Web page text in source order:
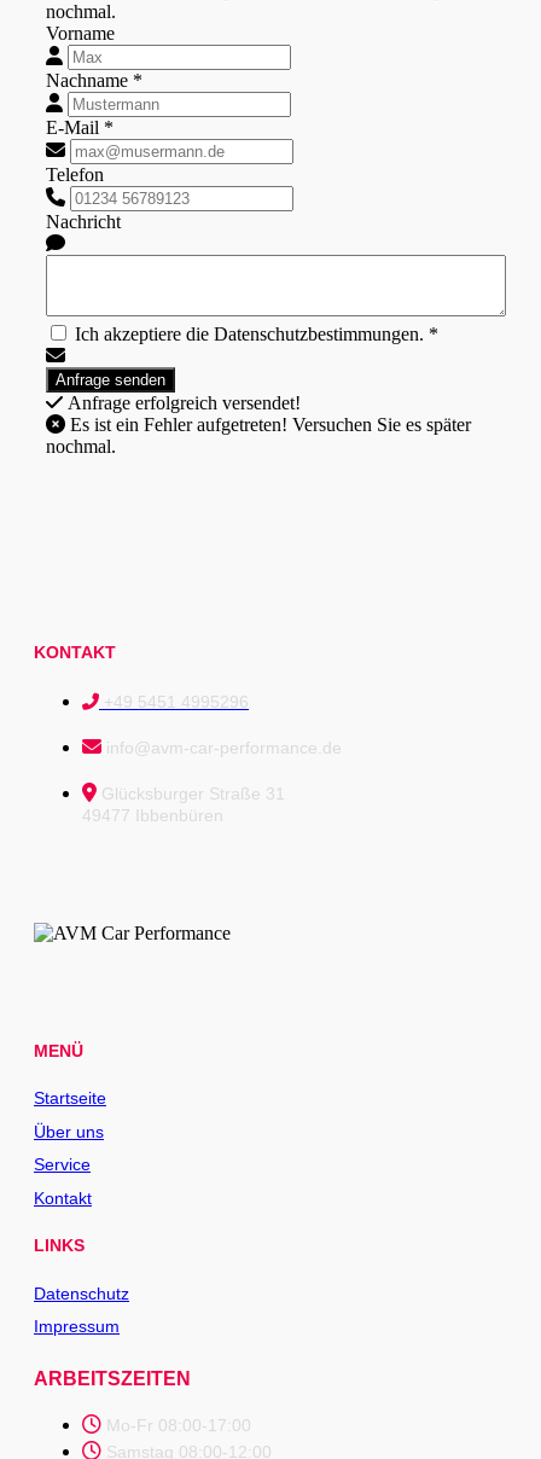
nochmal.
Vorname
Nachname *
E-Mail *
Telefon
Nachricht
Ich akzeptiere die Datenschutzbestimmungen. *
Anfrage erfolgreich versendet!
nochmal.
KONTAKT
+49 5451 4995296
info@avm-car-performance.de
Glücksburger Straße 31
49477 Ibbenbüren
MENÜ
Startseite
Über uns
Service
Kontakt
LINKS
Datenschutz
Impressum
ARBEITSZEITEN
Mo-Fr 08:00-17:00
Samstag 08:00-12:00